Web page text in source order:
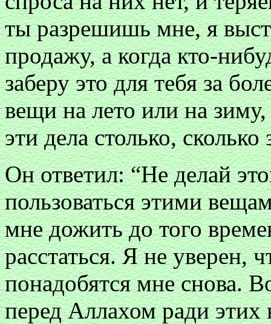
ты разрешишь мне, я
продажу, а когда кто-
заберу это для тебя за
вещи на лето или на
эти дела столько, сколько
Он ответил: “Не делай
пользоваться этими
мне дожить до того
расстаться. Я не уверен,
понадобятся мне снова.
перед Аллахом ради